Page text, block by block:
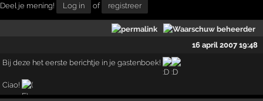
Deel je mening! Log in of registreer
16 april 2007 19:48
Bij deze het eerste berichtje in je gastenboek!
Ciao!